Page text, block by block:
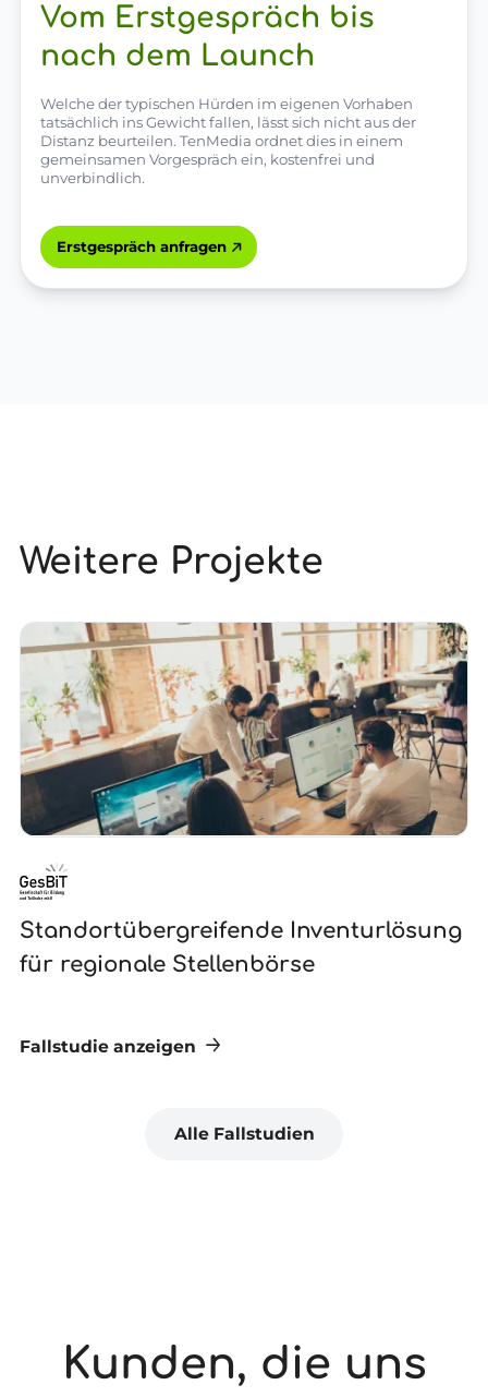
Vom Erstgespräch bis
nach dem Launch
Welche der typischen Hürden im eigenen Vorhaben
tatsächlich ins Gewicht fallen, lässt sich nicht aus der
Distanz beurteilen. TenMedia ordnet dies in einem
gemeinsamen Vorgespräch ein, kostenfrei und
unverbindlich.
Erstgespräch anfragen
Weitere Projekte
Standortübergreifende Inventurlösung
für regionale Stellenbörse
Fallstudie anzeigen
Alle Fallstudien
Kunden, die uns